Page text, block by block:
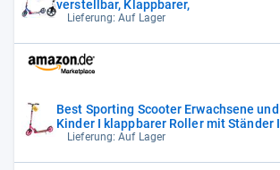
verstellbar, Klappbarer,
Lieferung: Auf Lager
Best Sporting Scooter Erwachsene und
Kinder I klappbarer Roller mit Ständer I
Lieferung: Auf Lager